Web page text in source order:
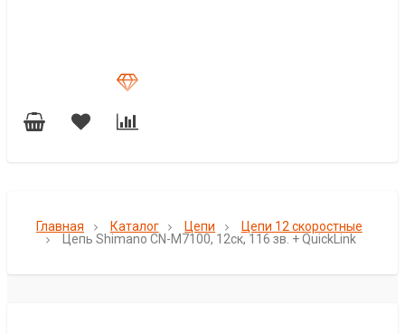
Главная Каталог Цепи
Цепи 12 скоростные
Цепь Shimano CN-M7100, 12ск, 116 зв. + QuickLink